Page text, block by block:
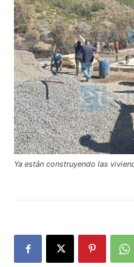
Ya están construyendo las